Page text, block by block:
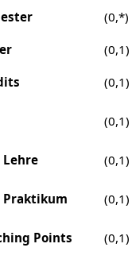
(0,*)
(0,1)
(0,1)
(0,1)
Lehre (0,1)
Praktikum (0,1)
Points (0,1)